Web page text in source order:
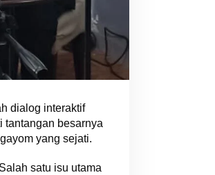
dialog interaktif
tantangan besarnya
yang sejati.
satu isu utama